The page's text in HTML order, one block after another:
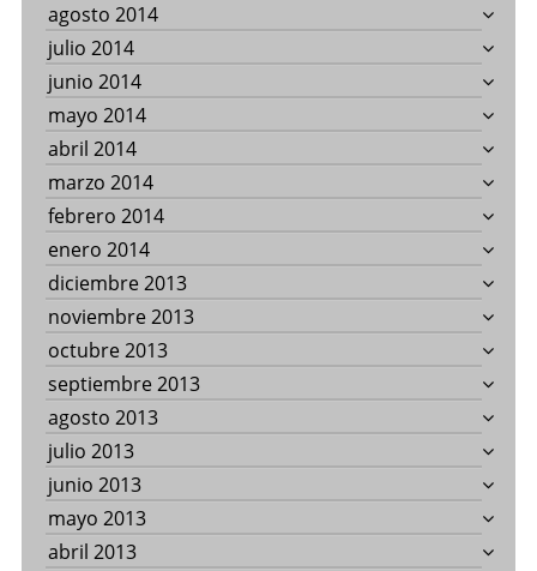
agosto 2014
julio 2014
junio 2014
mayo 2014
abril 2014
marzo 2014
febrero 2014
enero 2014
diciembre 2013
noviembre 2013
octubre 2013
septiembre 2013
agosto 2013
julio 2013
junio 2013
mayo 2013
abril 2013